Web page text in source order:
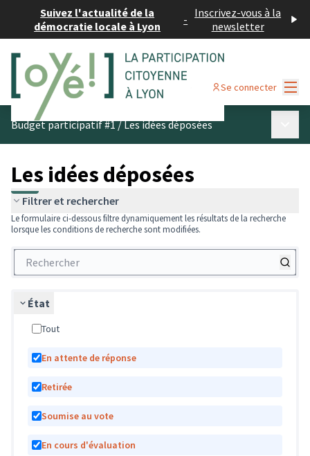
Suivez l'actualité de la
démocratie locale à Lyon
- Inscrivez-vous à la
newsletter
Se connecter
Budget participatif #1/Les idées déposées
Les idées déposées
Filtrer et rechercher
Le formulaire ci-dessous filtre dynamiquement les résultats de la recherche
lorsque les conditions de recherche sont modifiées.
État
Tout
En attente de réponse
Retirée
Soumise au vote
En cours d'évaluation